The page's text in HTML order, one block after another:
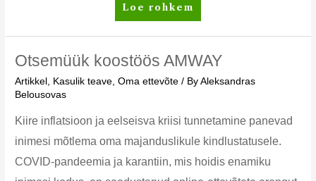
Kuidas
olla
edukas
otsemüügis
Loe rohkem
Otsemüük koostöös AMWAY
Artikkel Kasulik teave ,Oma ettevõte / ByAleksandras
Belousovas
Kiire inflatsioon ja eelseisva kriisi tunnetamine panevad
inimesi mõtlema oma majanduslikule kindlustatusele.
COVID-pandeemia ja karantiin, mis hoidis enamiku